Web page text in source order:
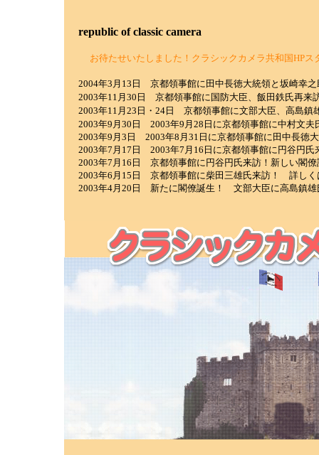
republic of classic camera
お待たせいたしました！クラシックカメラ共和国HPス
2004年3月13日 京都領事館に田中長徳大統領と坂崎幸
2003年11月30日 京都領事館に国防大臣、飯田鉄氏再来
2003年11月23日・24日 京都領事館に文部大臣、高島鎮
2003年9月30日 2003年9月28日に京都領事館に中村文夫
2003年9月3日 2003年8月31日に京都領事館に田中長徳
2003年7月17日 2003年7月16日に京都領事館に円谷円氏
2003年7月16日 京都領事館に円谷円氏来訪！新しい閣
2003年6月15日 京都領事館に柴田三雄氏来訪！ 詳しく
2003年4月20日 新たに閣僚誕生！ 文部大臣に高島鎮雄